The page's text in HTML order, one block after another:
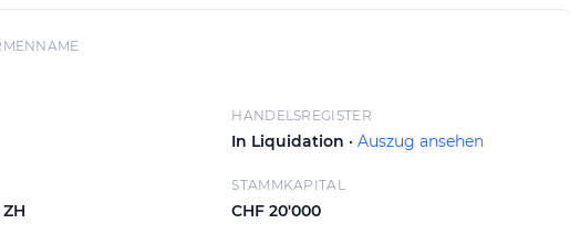
Verlegung von Fliesen an Wänden und Böden übernimmt Antika
und den Handel von Baumaterialien. Dieses breit gefächerte
dass Bauvorhaben aus einer Hand abgewickelt werden können.
betreut werden.
jeweiligen Anforderungen zugeschnitten ist. So können Bauherren
gezielt auf professionelle Unterstützung im Bereich
HANDELSREGISTER
In Liquidation ·Auszug ansehen
STAMMKAPITAL
CHF 20'000